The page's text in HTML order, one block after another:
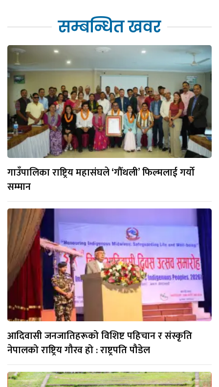
सम्बन्धित खवर
गाउँपालिका राष्ट्रिय महासंघले ‘गौँथली’ फिल्मलाई गर्याे
सम्मान
आदिवासी जनजातिहरूको विशिष्ट पहिचान र संस्कृति
नेपालको राष्ट्रिय गौरव हो : राष्ट्रपति पौडेल